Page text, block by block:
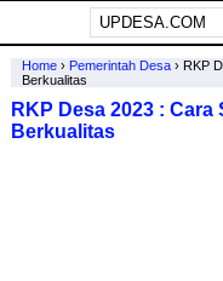
Home› Pemerintah Desa› RKP
Berkualitas
RKP Desa 2023 :
Berkualitas